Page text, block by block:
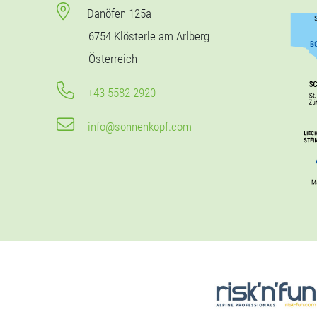
Danöfen 125a
6754 Klösterle am Arlberg
Österreich
+43 5582 2920
info@sonnenkopf.com